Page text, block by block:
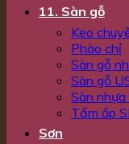
11. Sàn gỗ
Keo
Phào chỉ
Sàn gỗ
Sàn gỗ
Sàn nhựa
Tấm ốp
Sơn